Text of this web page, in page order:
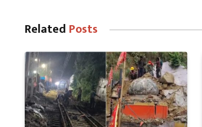
Related Posts